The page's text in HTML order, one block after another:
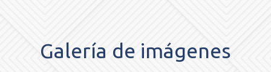
Galería de imágenes